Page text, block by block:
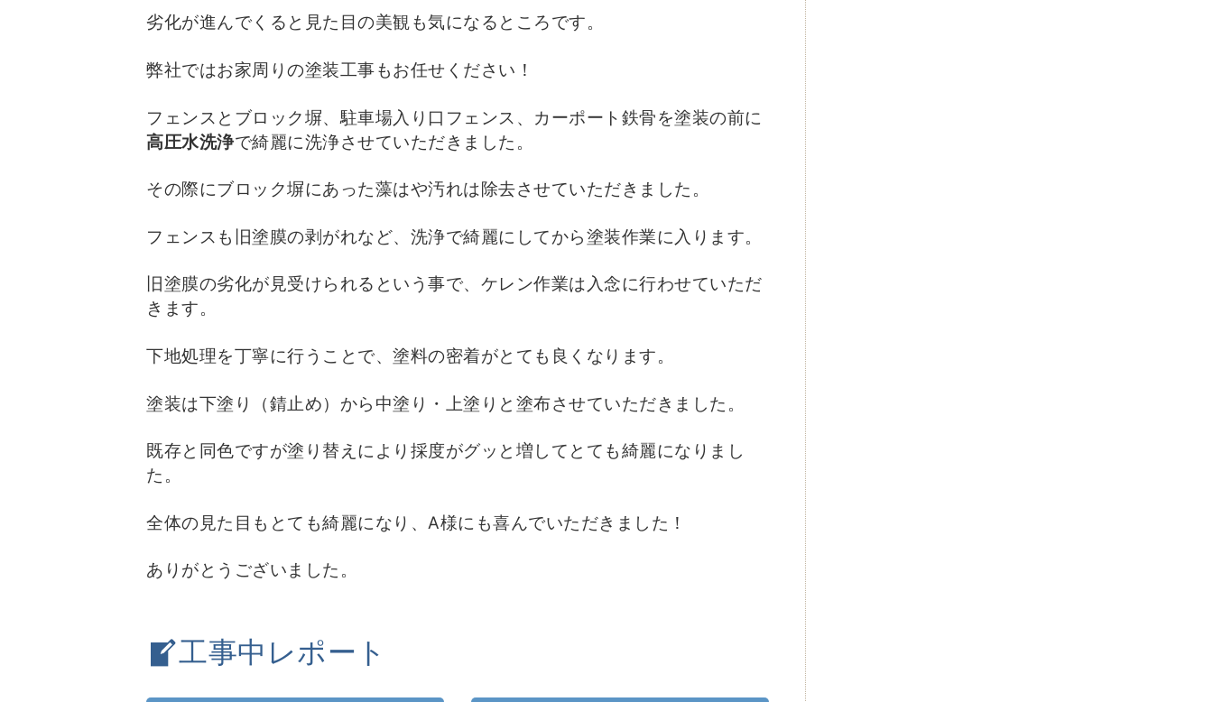
劣化が進んでくると見た目の美観も気になるところです。
弊社ではお家周りの塗装工事もお任せください！
フェンスとブロック塀、駐車場入り口フェンス、カーポート鉄骨を塗装の前に
高圧水洗浄で綺麗に洗浄させていただきました。
その際にブロック塀にあった藻はや汚れは除去させていただきました。
フェンスも旧塗膜の剥がれなど、洗浄で綺麗にしてから塗装作業に入ります。
旧塗膜の劣化が見受けられるという事で、ケレン作業は入念に行わせていただ
きます。
下地処理を丁寧に行うことで、塗料の密着がとても良くなります。
塗装は下塗り（錆止め）から中塗り・上塗りと塗布させていただきました。
既存と同色ですが塗り替えにより採度がグッと増してとても綺麗になりまし
た。
全体の見た目もとても綺麗になり、A様にも喜んでいただきました！
ありがとうございました。
工事中レポート